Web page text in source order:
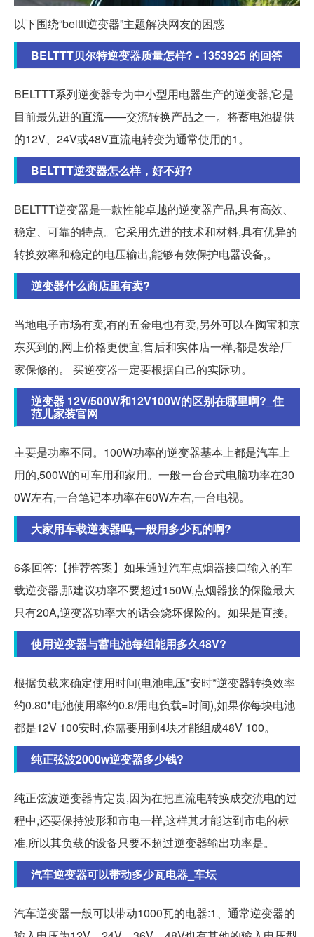
以下围绕“belttt逆变器”主题解决网友的困惑
BELTTT贝尔特逆变器质量怎样? - 1353925 的回答
BELTTT系列逆变器专为中小型用电器生产的逆变器,它是
目前最先进的直流——交流转换产品之一。将蓄电池提供
的12V、24V或48V直流电转变为通常使用的1。
BELTTT逆变器怎么样，好不好?
BELTTT逆变器是一款性能卓越的逆变器产品,具有高效、
稳定、可靠的特点。它采用先进的技术和材料,具有优异的
转换效率和稳定的电压输出,能够有效保护电器设备,。
逆变器什么商店里有卖?
当地电子市场有卖,有的五金电也有卖,另外可以在陶宝和京
东买到的,网上价格更便宜,售后和实体店一样,都是发给厂
家保修的。 买逆变器一定要根据自己的实际功。
逆变器 12V/500W和12V100W的区别在哪里啊?_住
范儿家装官网
主要是功率不同。100W功率的逆变器基本上都是汽车上
用的,500W的可车用和家用。一般一台台式电脑功率在30
0W左右,一台笔记本功率在60W左右,一台电视。
大家用车载逆变器吗,一般用多少瓦的啊?
6条回答:【推荐答案】如果通过汽车点烟器接口输入的车
载逆变器,那建议功率不要超过150W,点烟器接的保险最大
只有20A,逆变器功率大的话会烧坏保险的。如果是直接。
使用逆变器与蓄电池每组能用多久48V?
根据负载来确定使用时间(电池电压*安时*逆变器转换效率
约0.80*电池使用率约0.8/用电负载=时间),如果你每块电池
都是12V 100安时,你需要用到4块才能组成48V 100。
纯正弦波2000w逆变器多少钱?
纯正弦波逆变器肯定贵,因为在把直流电转换成交流电的过
程中,还要保持波形和市电一样,这样其才能达到市电的标
准,所以其负载的设备只要不超过逆变器输出功率是。
汽车逆变器可以带动多少瓦电器_车坛
汽车逆变器一般可以带动1000瓦的电器:1、通常逆变器的